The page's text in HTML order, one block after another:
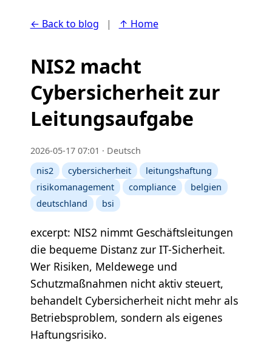
← Back to blog | ↑ Home
NIS2 macht
Cybersicherheit zur
Leitungsaufgabe
2026-05-17 07:01 · Deutsch
nis2
cybersicherheit
leitungshaftung
risikomanagement
compliance
belgien
deutschland
bsi
excerpt: NIS2 nimmt Geschäftsleitungen
die bequeme Distanz zur IT-Sicherheit.
Wer Risiken, Meldewege und
Schutzmaßnahmen nicht aktiv steuert,
behandelt Cybersicherheit nicht mehr als
Betriebsproblem, sondern als eigenes
Haftungsrisiko.